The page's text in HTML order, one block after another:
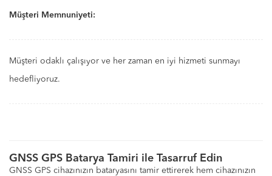
Müşteri Memnuniyeti:
Müşteri odaklı çalışıyor ve her zaman en iyi hizmeti sunmayı
hedefliyoruz.
GNSS GPS Batarya Tamiri ile Tasarruf Edin
GNSS GPS cihazınızın bataryasını tamir ettirerek hem cihazınızın